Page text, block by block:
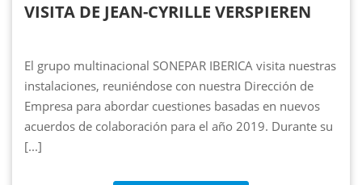
VISITA DE JEAN-CYRILLE VERSPIEREN
El grupo multinacional SONEPAR IBERICA visita nuestras
instalaciones, reuniéndose con nuestra Dirección de
Empresa para abordar cuestiones basadas en nuevos
acuerdos de colaboración para el año 2019. Durante su
estancia se ha realizado una presentación de nue...
[...]